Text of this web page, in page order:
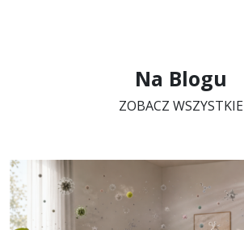
Na Blogu
ZOBACZ WSZYSTKIE